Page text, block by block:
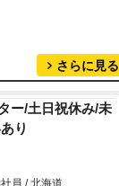
さらに見る
ー/土日祝休み/未
り
員 / 北海道